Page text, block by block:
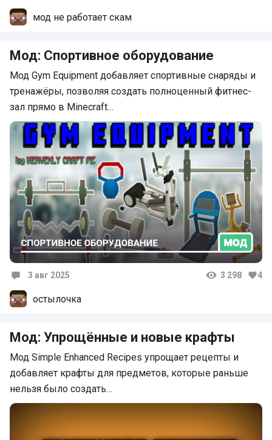
мод не работает скам
Мод: Спортивное оборудование
Мод Gym Equipment добавляет спортивные снаряды и
тренажёры, позволяя создать полноценный фитнес-
зал прямо в Minecraft…
3 авг 2025 3 298 4
остылочка
Мод: Упрощённые и новые крафты
Мод Simple Enhanced Recipes упрощает рецепты и
добавляет крафты для предметов, которые раньше
нельзя было создать…